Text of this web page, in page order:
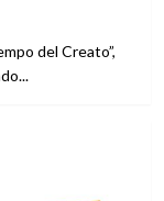
del Creato”,